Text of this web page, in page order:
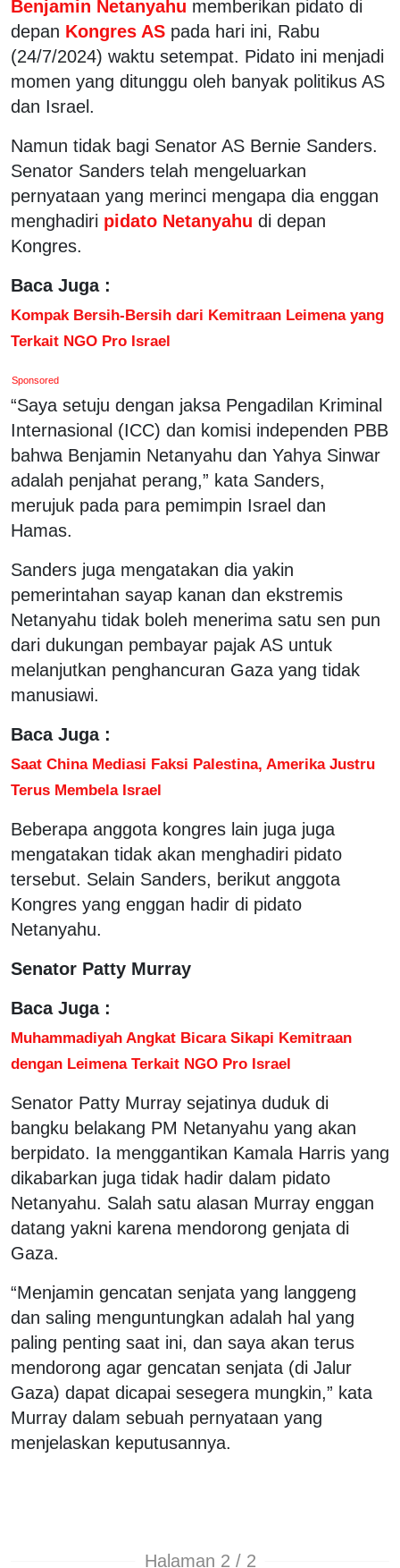
Benjamin Netanyahu memberikan pidato di
depan Kongres AS pada hari ini, Rabu
(24/7/2024) waktu setempat. Pidato ini menjadi
momen yang ditunggu oleh banyak politikus AS
dan Israel.
Namun tidak bagi Senator AS Bernie Sanders.
Senator Sanders telah mengeluarkan
pernyataan yang merinci mengapa dia enggan
menghadiri pidato Netanyahu di depan
Kongres.
Baca Juga :
Kompak Bersih-Bersih dari Kemitraan Leimena yang
Terkait NGO Pro Israel
Sponsored
“Saya setuju dengan jaksa Pengadilan Kriminal
Internasional (ICC) dan komisi independen PBB
bahwa Benjamin Netanyahu dan Yahya Sinwar
adalah penjahat perang,” kata Sanders,
merujuk pada para pemimpin Israel dan
Hamas.
Sanders juga mengatakan dia yakin
pemerintahan sayap kanan dan ekstremis
Netanyahu tidak boleh menerima satu sen pun
dari dukungan pembayar pajak AS untuk
melanjutkan penghancuran Gaza yang tidak
manusiawi.
Baca Juga :
Saat China Mediasi Faksi Palestina, Amerika Justru
Terus Membela Israel
Beberapa anggota kongres lain juga juga
mengatakan tidak akan menghadiri pidato
tersebut. Selain Sanders, berikut anggota
Kongres yang enggan hadir di pidato
Netanyahu.
Senator Patty Murray
Baca Juga :
Muhammadiyah Angkat Bicara Sikapi Kemitraan
dengan Leimena Terkait NGO Pro Israel
Senator Patty Murray sejatinya duduk di
bangku belakang PM Netanyahu yang akan
berpidato. Ia menggantikan Kamala Harris yang
dikabarkan juga tidak hadir dalam pidato
Netanyahu. Salah satu alasan Murray enggan
datang yakni karena mendorong genjata di
Gaza.
“Menjamin gencatan senjata yang langgeng
dan saling menguntungkan adalah hal yang
paling penting saat ini, dan saya akan terus
mendorong agar gencatan senjata (di Jalur
Gaza) dapat dicapai sesegera mungkin,” kata
Murray dalam sebuah pernyataan yang
menjelaskan keputusannya.
Halaman 2 / 2